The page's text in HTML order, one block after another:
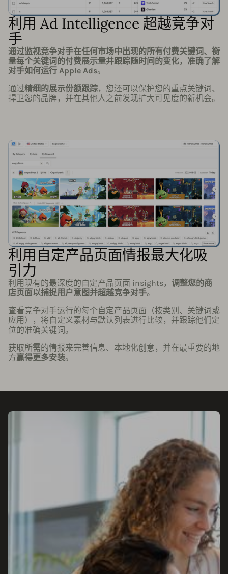
利用 Ad Intelligence 超越竞争对
手
通过监视竞争对手在任何市场中出现的所有付费关键词、衡
量每个关键词的付费展示量并跟踪随时间的变化，准确了解
对手如何运行 Apple Ads。
通过精细的展示份额跟踪，您还可以保护您的重点关键词、
捍卫您的品牌，并在其他人之前发现扩大可见度的新机会。
利用自定产品页面情报最大化吸
引力
利用现有的最深度的自定产品页面 insights， 调整您的商
店页面以捕捉用户意图并超越竞争对手。
查看竞争对手运行的每个自定产品页面（按类别、关键词或
应用），将自定义素材与默认列表进行比较，并跟踪他们定
位的准确关键词。
获取所需的情报来完善信息、本地化创意，并在最重要的地
方赢得更多安装。